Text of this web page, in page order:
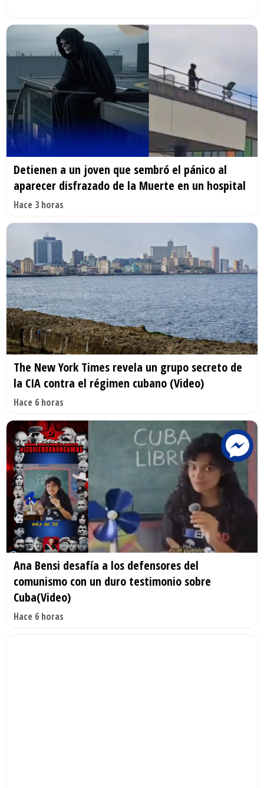
Detienen a un joven que sembró el pánico al
aparecer disfrazado de la Muerte en un hospital
Hace 3 horas
The New York Times revela un grupo secreto de
la CIA contra el régimen cubano (Video)
Hace 6 horas
Ana Bensi desafía a los defensores del
comunismo con un duro testimonio sobre
Cuba(Video)
Hace 6 horas